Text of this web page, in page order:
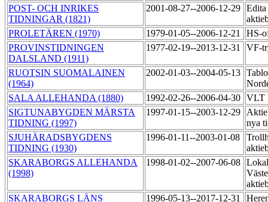
POST- OCH INRIKES
TIDNINGAR (1821)
2001-08-27--2006-12-29
PROLETÄREN (1970)
1979-01-05--2006-12-21
HS-
PROVINSTIDNINGEN
DALSLAND (1911)
1977-02-19--2013-12-31 VF-
RUOTSIN SUOMALAINEN
(1964)
2002-01-03--2004-05-13
SALA ALLEHANDA (1880)
1992-02-26--2006-04-30 VLT
SIGTUNABYGDEN MÄRSTA
TIDNING (1997)
1997-01-15--2003-12-29
nya
SJUHÄRADSBYGDENS
TIDNING (1930)
1996-01-11--2003-01-08
SKARABORGS ALLEHANDA
(1998)
1998-01-02--2007-06-08
SKARABORGS LÄNS
1996-05-13--2017-12-31